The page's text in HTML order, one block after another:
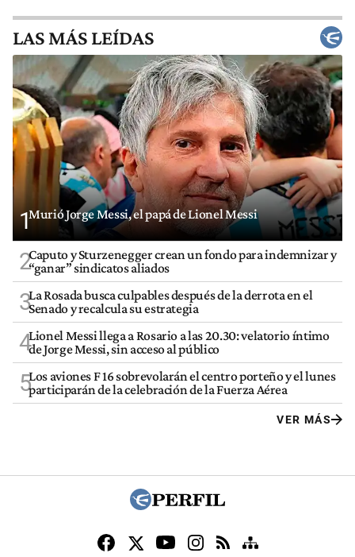
LAS MÁS LEÍDAS
1Murió Jorge Messi, el papá de Lionel Messi
2Caputo y Sturzenegger crean un fondo para indemnizar y
“ganar” sindicatos aliados
3La Rosada busca culpables después de la derrota en el
Senado y recalcula su estrategia
4Lionel Messi llega a Rosario a las 20.30: velatorio íntimo
de Jorge Messi, sin acceso al público
5Los aviones F 16 sobrevolarán el centro porteño y el lunes
participarán de la celebración de la Fuerza Aérea
VER MÁS